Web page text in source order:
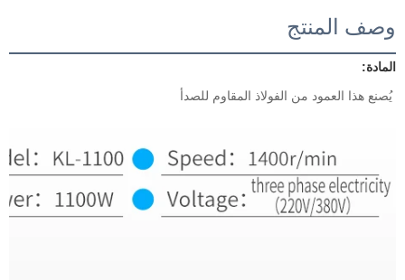
وصف المنتج
المادة:
يُصنع هذا العمود من الفولاذ المقاوم للصدأ